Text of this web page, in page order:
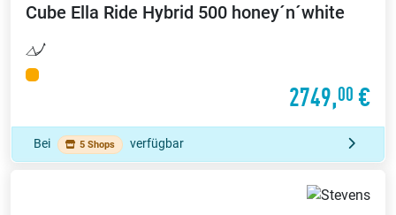
Cube Ella Ride Hybrid 500 honey´n´white
2749,00 €
Bei 5 Shops verfügbar